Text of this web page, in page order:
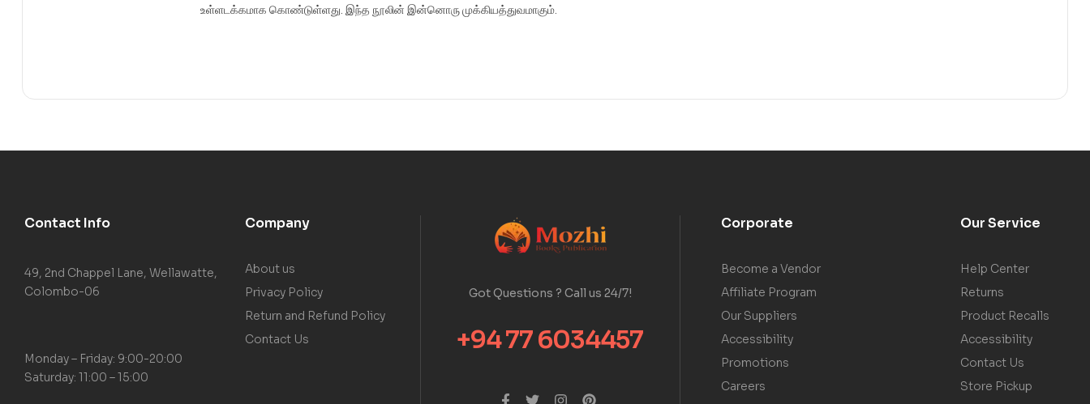
உள்ளடக்கமாக கொண்டுள்ளது. இந்த நூலின் இன்னொரு முக்கியத்துவமாகும்.
Contact Info
49, 2nd Chappel Lane, Wellawatte,
Colombo-06
Monday – Friday: 9:00-20:00
Saturday: 11:00 – 15:00
Company
About us
Privacy Policy
Return and Refund Policy
Contact Us
Got Questions ? Call us 24/7!
+94 77 6034457
Corporate
Become a Vendor
Affiliate Program
Our Suppliers
Accessibility
Promotions
Careers
Our Service
Help Center
Returns
Product Recalls
Accessibility
Contact Us
Store Pickup